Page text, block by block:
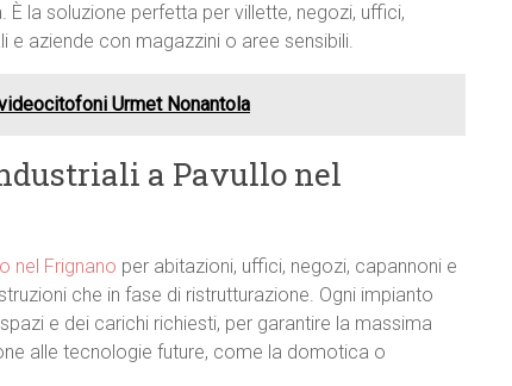
la soluzione perfetta per villette, negozi, uffici,
e aziende con magazzini o aree sensibili.
Urmet Nonantola
a Pavullo nel
nel Frignano per abitazioni, uffici, negozi, capannoni e
che in fase di ristrutturazione. Ogni impianto
e dei carichi richiesti, per garantire la massima
alle tecnologie future, come la domotica o